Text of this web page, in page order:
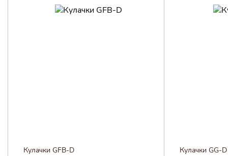
Кулачки GFB-D Кулачки GG-D